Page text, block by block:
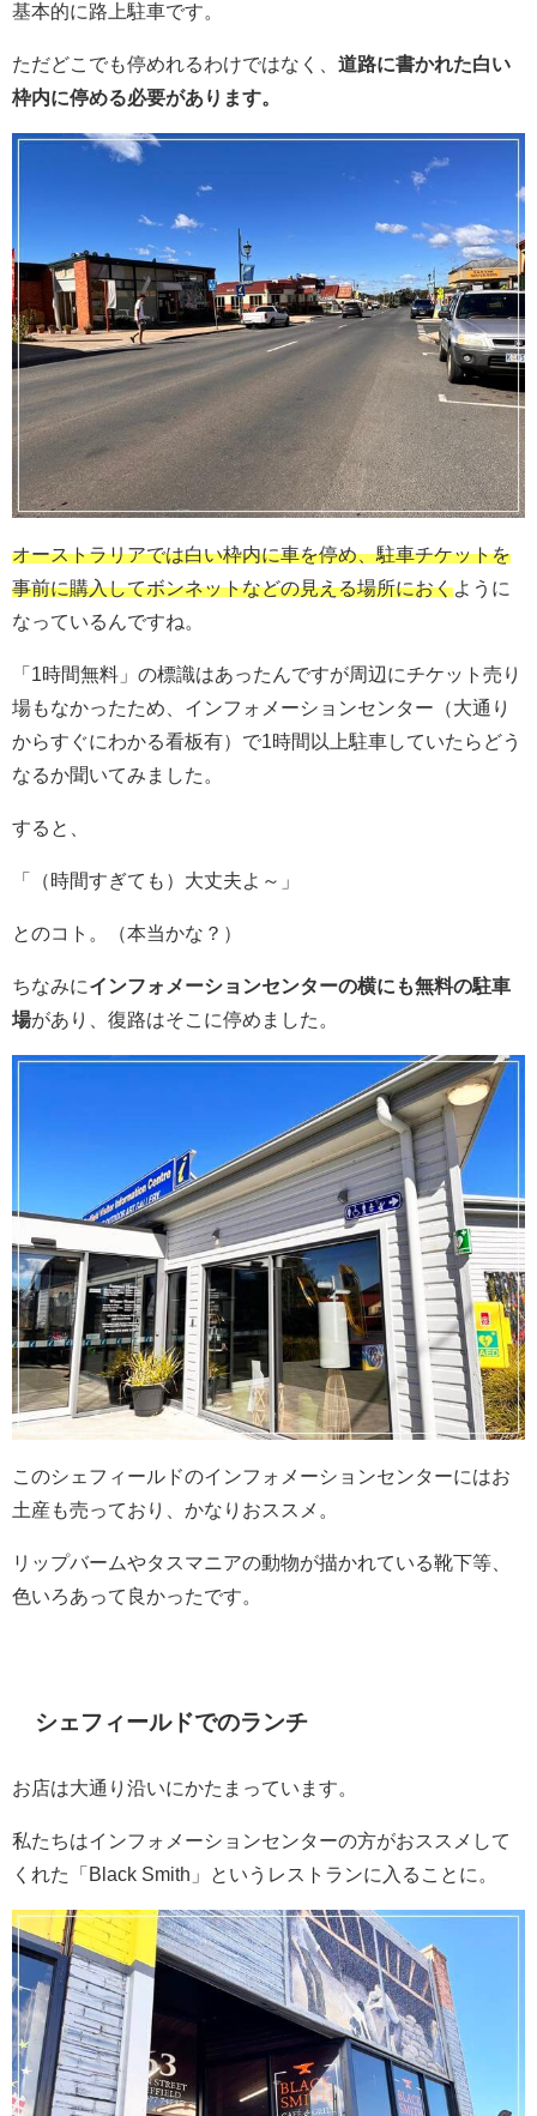
基本的に路上駐車です。
ただどこでも停めれるわけではなく、 道路に書かれた白い
枠内に停める必要があります。
オーストラリアでは白い枠内に車を停め、駐車チケットを
事前に購入してボンネットなどの見える場所におくように
なっているんですね。
「1時間無料」の標識はあったんですが周辺にチケット売り
場もなかったため、インフォメーションセンター（大通り
からすぐにわかる看板有）で1時間以上駐車していたらどう
なるか聞いてみました。
すると、
「（時間すぎても）大丈夫よ～」
とのコト。（本当かな？）
ちなみにインフォメーションセンターの横にも無料の駐車
場があり、復路はそこに停めました。
このシェフィールドのインフォメーションセンターにはお
土産も売っており、かなりおススメ。
リップバームやタスマニアの動物が描かれている靴下等、
色いろあって良かったです。
シェフィールドでのランチ
お店は大通り沿いにかたまっています。
私たちはインフォメーションセンターの方がおススメして
くれた「Black Smith」というレストランに入ることに。